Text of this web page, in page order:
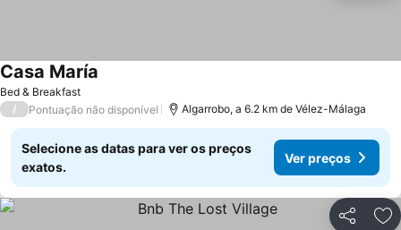
Bed & Breakfast
Casa María
/ Pontuação não disponível Algarrobo, a 6.2 km de Vélez-Málaga
Selecione as datas para ver os preços
exatos.
Ver preços
Partilhar